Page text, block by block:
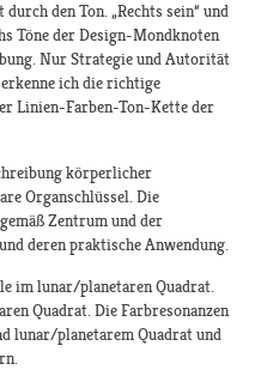
den Ton. „Rechts sein“ und
Töne der Design-Mondknoten
Nur Strategie und Autorität
ich die richtige
Linien-Farben-Ton-Kette der
körperlicher
Organschlüssel. Die
Zentrum und der
deren praktische Anwendung.
im lunar/planetaren Quadrat.
Quadrat. Die Farbresonanzen
lunar/planetarem Quadrat und